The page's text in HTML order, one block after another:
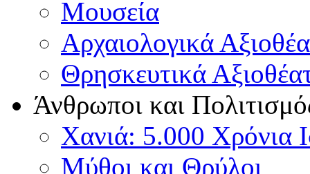
Μουσεία
Αρχαιολογικά
Θρησκευτικά
Άνθρωποι και
Χανιά: 5.000 Χρόνια
Μύθοι και Θρύλοι